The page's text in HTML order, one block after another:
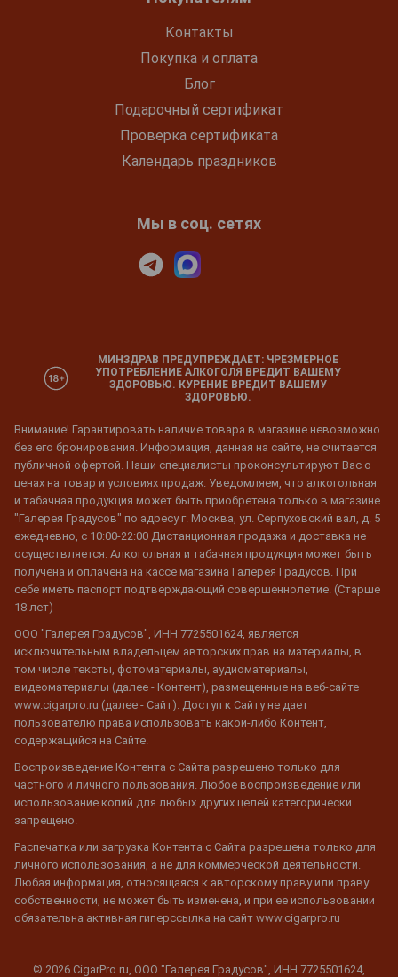
Контакты
Покупка и оплата
Блог
Подарочный сертификат
Проверка сертификата
Календарь праздников
Мы в соц. сетях
МИНЗДРАВ ПРЕДУПРЕЖДАЕТ: ЧРЕЗМЕРНОЕ
УПОТРЕБЛЕНИЕ АЛКОГОЛЯ ВРЕДИТ ВАШЕМУ
ЗДОРОВЬЮ. КУРЕНИЕ ВРЕДИТ ВАШЕМУ
ЗДОРОВЬЮ.
Внимание! Гарантировать наличие товара в магазине невозможно
без его бронирования. Информация, данная на сайте, не считается
публичной офертой. Наши специалисты проконсультируют Вас о
ценах на товар и условиях продаж. Уведомляем, что алкогольная
и табачная продукция может быть приобретена только в магазине
"Галерея Градусов" по адресу г. Москва, ул. Серпуховский вал, д. 5
ежедневно, с 10:00-22:00 Дистанционная продажа и доставка не
осуществляется. Алкогольная и табачная продукция может быть
получена и оплачена на кассе магазина Галерея Градусов. При
себе иметь паспорт подтверждающий совершеннолетие. (Старше
18 лет)
ООО "Галерея Градусов", ИНН 7725501624, является
исключительным владельцем авторских прав на материалы, в
том числе тексты, фотоматериалы, аудиоматериалы,
видеоматериалы (далее - Контент), размещенные на веб-сайте
www.cigarpro.ru (далее - Сайт). Доступ к Сайту не дает
пользователю права использовать какой-либо Контент,
содержащийся на Сайте.
Воспроизведение Контента с Сайта разрешено только для
частного и личного пользования. Любое воспроизведение или
использование копий для любых других целей категорически
запрещено.
Распечатка или загрузка Контента с Сайта разрешена только для
личного использования, а не для коммерческой деятельности.
Любая информация, относящаяся к авторскому праву или праву
собственности, не может быть изменена, и при ее использовании
обязательна активная гиперссылка на сайт www.cigarpro.ru
© 2026 CigarPro.ru, ООО "Галерея Градусов", ИНН 7725501624,